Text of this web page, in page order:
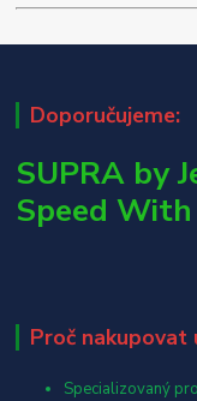
Doporučujeme:
SUPRA by
Speed
Proč nakupovat
Specializovaný